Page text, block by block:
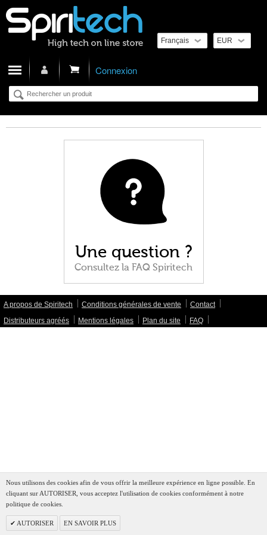
Connexion
Une question ?
Consultez la FAQ Spiritech
A propos de Spiritech Conditions générales de vente
Contact
Distributeurs agréés
Mentions légales Plan du site FAQ
Nous utilisons des cookies afin de vous offrir la meilleure expérience en ligne possible. En
cliquant sur AUTORISER, vous acceptez l'utilisation de cookies conformément à notre
politique de cookies.
AUTORISER EN SAVOIR PLUS